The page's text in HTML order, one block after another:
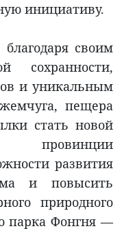
инициативу.
своим
сохранности,
и уникальным
пещера
стать новой
провинции
развития
и повысить
природного
парка Фонгня —